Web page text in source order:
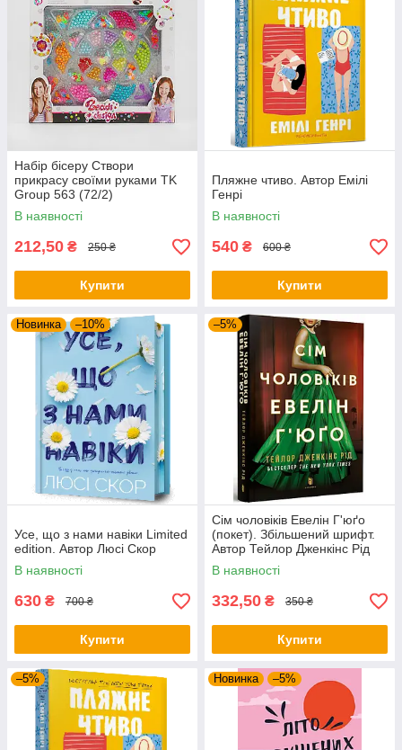
Набір бісеру Створи
прикрасу своїми руками TK
Group 563 (72/2)
В наявності
212,50 ₴ 250 ₴
Купити
Пляжне чтиво. Автор Емілі
Генрі
В наявності
540 ₴ 600 ₴
Купити
Новинка –10%
Усе, що з нами навіки Limited
edition. Автор Люсі Скор
В наявності
630 ₴ 700 ₴
Купити
–5%
Сім чоловіків Евелін Г'юґо
(покет). Збільшений шрифт.
Автор Тейлор Дженкінс Рід
В наявності
332,50 ₴ 350 ₴
Купити
–5% Новинка –5%